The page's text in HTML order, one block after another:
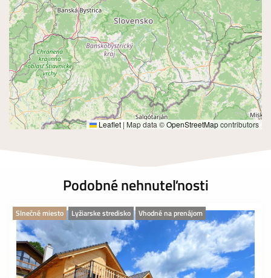
Leaflet | Map data ©OpenStreetMapcontributors
Podobné nehnuteľnosti
Slnečné miesto Lyžiarske stredisko Vhodné na prenájom